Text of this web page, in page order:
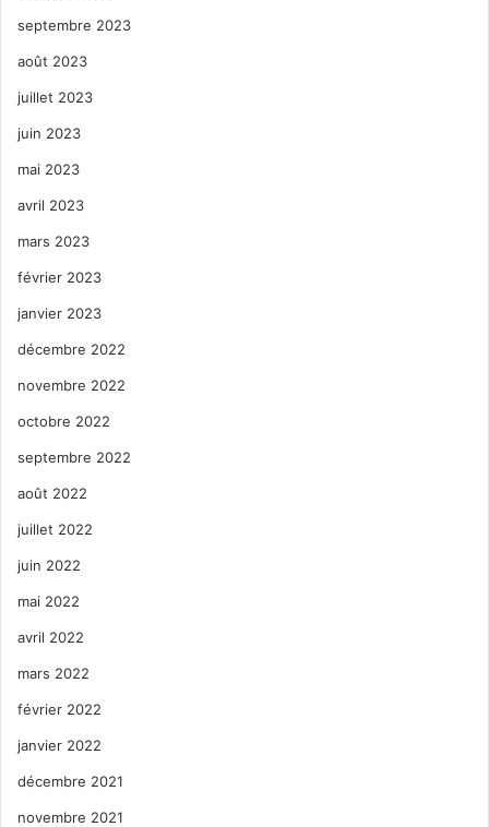
septembre 2023
août 2023
juillet 2023
juin 2023
mai 2023
avril 2023
mars 2023
février 2023
janvier 2023
décembre 2022
novembre 2022
octobre 2022
septembre 2022
août 2022
juillet 2022
juin 2022
mai 2022
avril 2022
mars 2022
février 2022
janvier 2022
décembre 2021
novembre 2021